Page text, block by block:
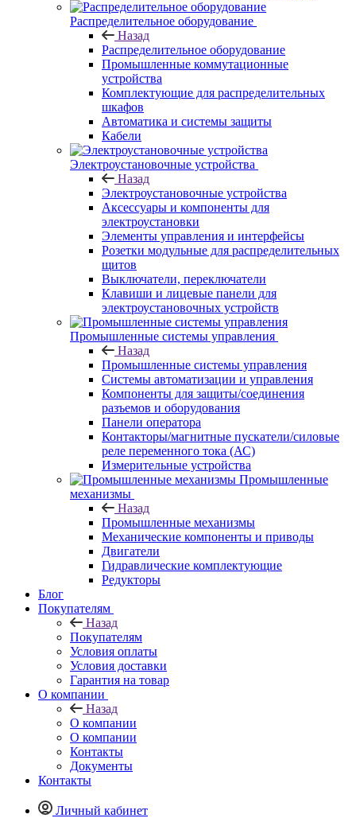
Распределительное оборудование
Назад
Распределительное оборудование
Промышленные коммутационные
устройства
Комплектующие для распределительных
шкафов
Автоматика и системы защиты
Кабели
Электроустановочные устройства
Назад
Электроустановочные устройства
Аксессуары и компоненты для
электроустановки
Элементы управления и интерфейсы
Розетки модульные для распределительных
щитов
Выключатели, переключатели
Клавиши и лицевые панели для
электроустановочных устройств
Промышленные системы управления
Назад
Промышленные системы управления
Системы автоматизации и управления
Компоненты для защиты/соединения
разъемов и оборудования
Панели оператора
Контакторы/магнитные пускатели/силовые
реле переменного тока (АС)
Измерительные устройства
Промышленные
механизмы
Назад
Промышленные механизмы
Механические компоненты и приводы
Двигатели
Гидравлические комплектующие
Редукторы
Блог
Покупателям
Назад
Покупателям
Условия оплаты
Условия доставки
Гарантия на товар
О компании
Назад
О компании
О компании
Контакты
Документы
Контакты
Личный кабинет